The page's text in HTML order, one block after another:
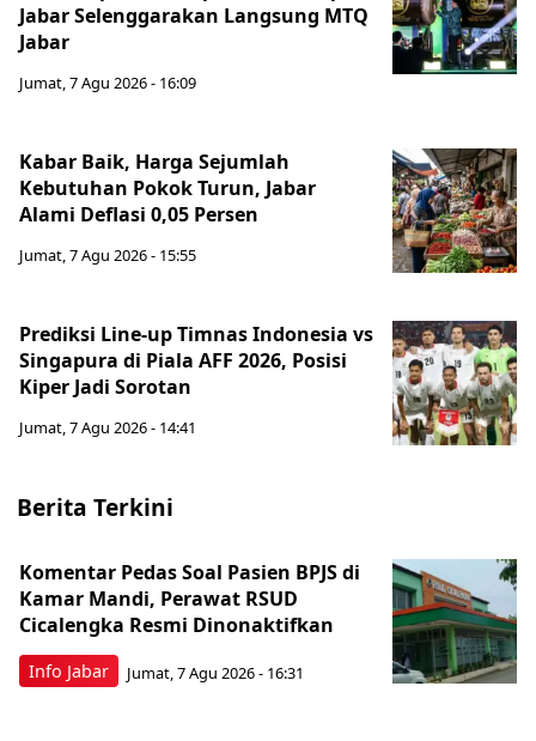
Jabar Selenggarakan Langsung MTQ
Jabar
Jumat, 7 Agu 2026 - 16:09
Kabar Baik, Harga Sejumlah
Kebutuhan Pokok Turun, Jabar
Alami Deflasi 0,05 Persen
Jumat, 7 Agu 2026 - 15:55
Prediksi Line-up Timnas Indonesia vs
Singapura di Piala AFF 2026, Posisi
Kiper Jadi Sorotan
Jumat, 7 Agu 2026 - 14:41
Berita Terkini
Info Jabar
Komentar Pedas Soal Pasien BPJS di
Kamar Mandi, Perawat RSUD
Cicalengka Resmi Dinonaktifkan
Jumat, 7 Agu 2026 - 16:31